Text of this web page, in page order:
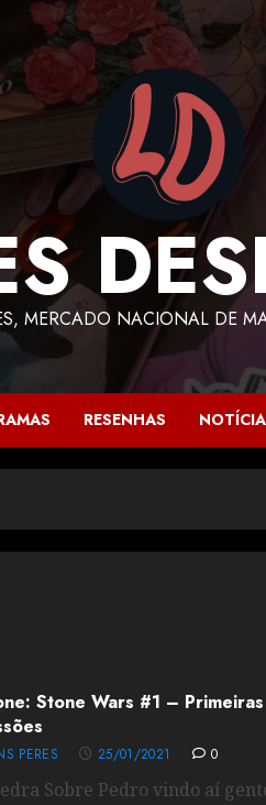
MERCADO NACIONAL DE
RESENHAS
Stone Wars #1 – Primeiras
PERES 25/01/2021 0
Sobre Pedro vindo aí